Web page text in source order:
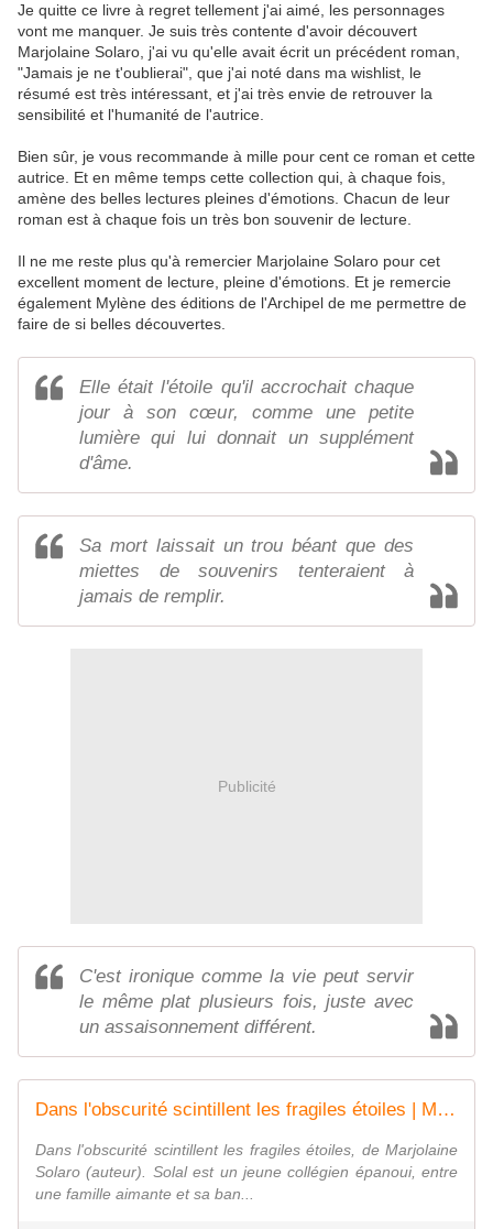
Je quitte ce livre à regret tellement j'ai aimé, les personnages
vont me manquer. Je suis très contente d'avoir découvert
Marjolaine Solaro, j'ai vu qu'elle avait écrit un précédent roman,
"Jamais je ne t'oublierai", que j'ai noté dans ma wishlist, le
résumé est très intéressant, et j'ai très envie de retrouver la
sensibilité et l'humanité de l'autrice.
Bien sûr, je vous recommande à mille pour cent ce roman et cette
autrice. Et en même temps cette collection qui, à chaque fois,
amène des belles lectures pleines d'émotions. Chacun de leur
roman est à chaque fois un très bon souvenir de lecture.
Il ne me reste plus qu'à remercier Marjolaine Solaro pour cet
excellent moment de lecture, pleine d'émotions. Et je remercie
également Mylène des éditions de l'Archipel de me permettre de
faire de si belles découvertes.
Elle était l'étoile qu'il accrochait chaque
jour à son cœur, comme une petite
lumière qui lui donnait un supplément
d'âme.
Sa mort laissait un trou béant que des
miettes de souvenirs tenteraient à
jamais de remplir.
Publicité
C'est ironique comme la vie peut servir
le même plat plusieurs fois, juste avec
un assaisonnement différent.
Dans l'obscurité scintillent les fragiles étoiles | Marjolaine Solaro | L'Archipel
Dans l'obscurité scintillent les fragiles étoiles, de Marjolaine
Solaro (auteur). Solal est un jeune collégien épanoui, entre
une famille aimante et sa ban...